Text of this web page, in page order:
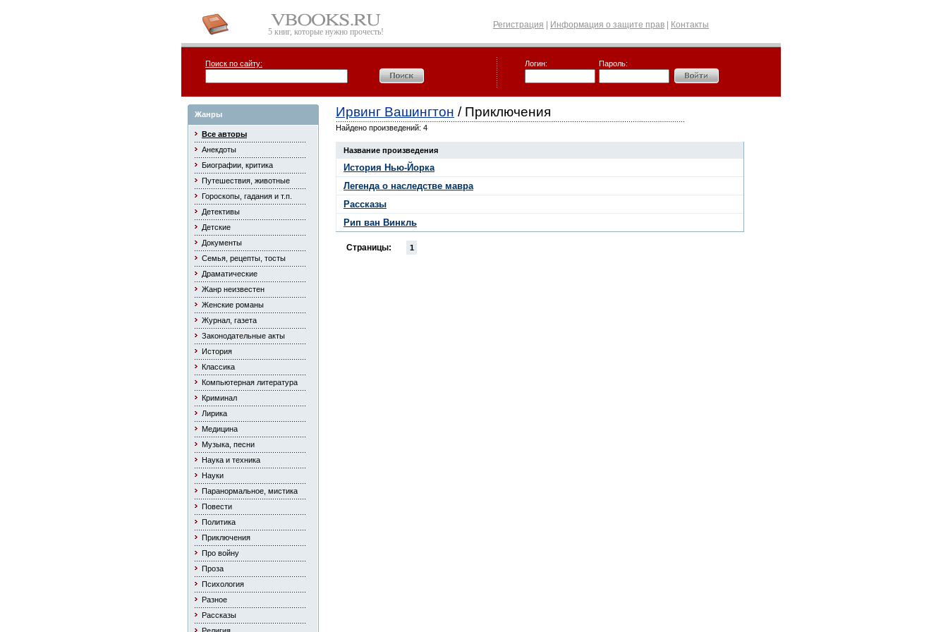
5 книг, которые нужно прочесть!
Регистрация Информация о защите прав Контакты
Поиск по сайту: Логин: Пароль:
Жанры
Все авторы
Анекдоты
Биографии, критика
Путешествия, животные
Гороскопы, гадания и т.п.
Детективы
Детские
Документы
Семья, рецепты, тосты
Драматические
Жанр неизвестен
Женские романы
Журнал, газета
Законодательные акты
История
Классика
Компьютерная литература
Криминал
Лирика
Медицина
Музыка, песни
Наука и техника
Науки
Паранормальное, мистика
Повести
Политика
Приключения
Про войну
Проза
Психология
Разное
Рассказы
Ирвинг Вашингтон / Приключения
Найдено произведений: 4
Название произведения
История Нью-Йорка
Легенда о наследстве мавра
Рассказы
Рип ван Винкль
Страницы: 1